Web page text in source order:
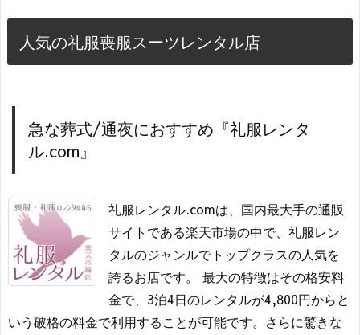
人気の礼服喪服スーツレンタル店
急な葬式/通夜におすすめ『礼服レンタ
ル.com』
礼服レンタル.comは、国内最大手の通販
サイトである楽天市場の中で、礼服レン
タルのジャンルでトップクラスの人気を
誇るお店です。 最大の特徴はその格安料
金で、3泊4日のレンタルが4,800円からと
いう破格の料金で利用することが可能です。さらに驚きな